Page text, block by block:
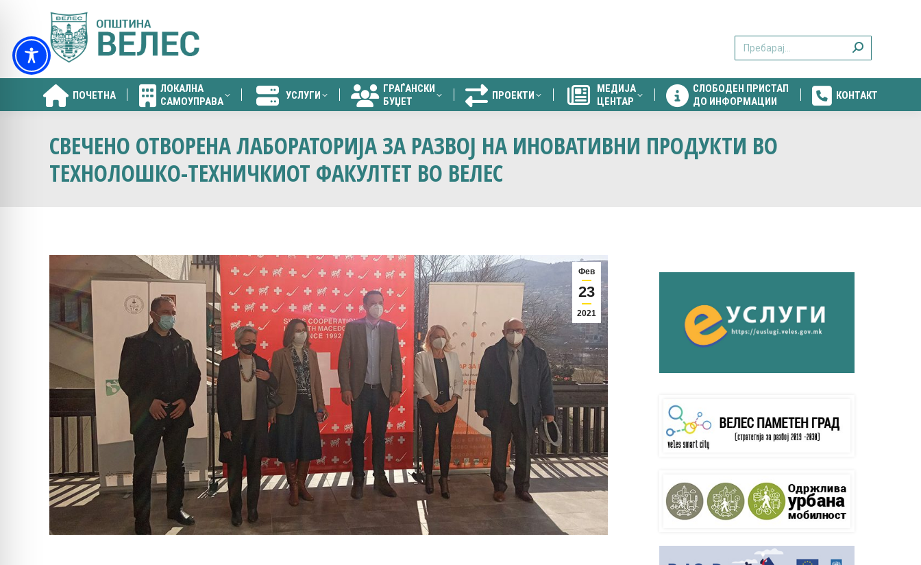
ПОЧЕТНА
ЛОКАЛНА
САМОУПРАВА
УСЛУГИ
ГРАЃАНСКИ
БУЏЕТ
ПРОЕКТИ
МЕДИЈА
ЦЕНТАР
СЛОБОДЕН ПРИСТАП
ДО ИНФОРМАЦИИ
КОНТАКТ
СВЕЧЕНО ОТВОРЕНА ЛАБОРАТОРИЈА ЗА РАЗВОЈ НА ИНОВАТИВНИ ПРОДУКТИ ВО
ТЕХНОЛОШКО-ТЕХНИЧКИОТ ФАКУЛТЕТ ВО ВЕЛЕС
Фев
23
2021
ПОЧЕТНА